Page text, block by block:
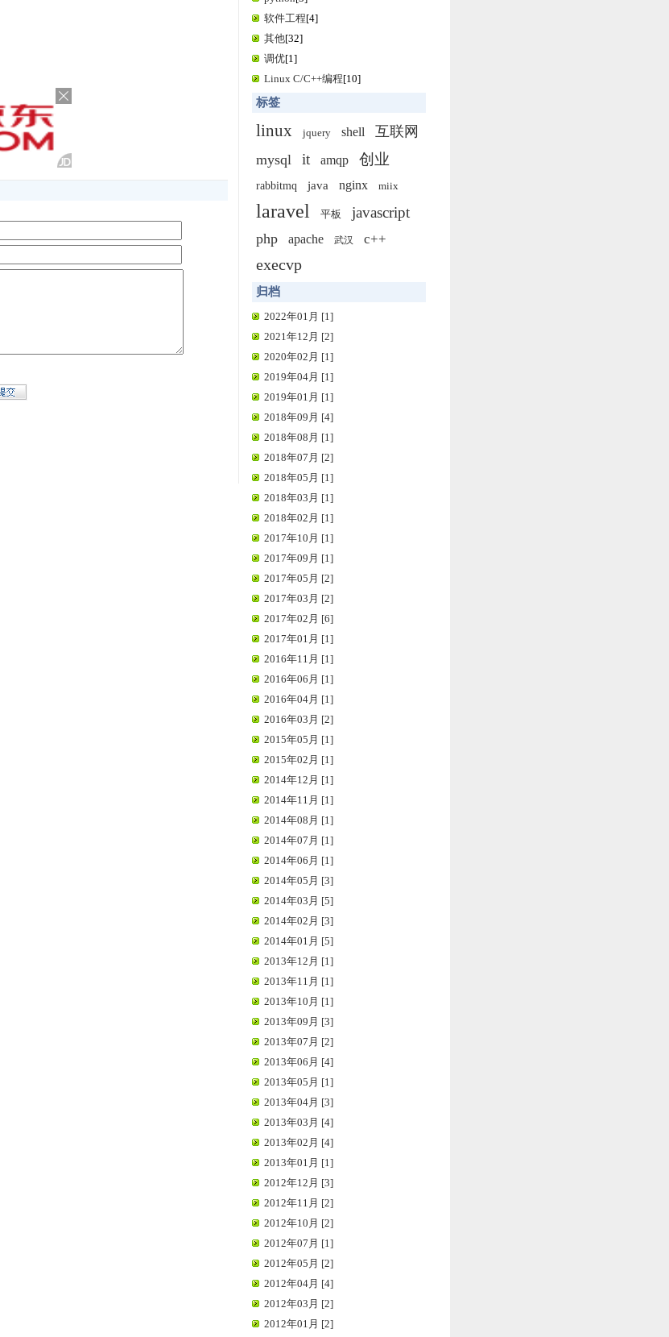
软件工程[4]
其他[32]
调优[1]
Linux C/C++编程[10]
标签
linux jquery shell
互联网
mysql
it amqp 创业
rabbitmq java nginx miix
laravel 平板 javascript
php apache 武汉 c++
execvp
归档
2022年01月 [1]
2021年12月 [2]
2020年02月 [1]
2019年04月 [1]
2019年01月 [1]
2018年09月 [4]
2018年08月 [1]
2018年07月 [2]
2018年05月 [1]
2018年03月 [1]
2018年02月 [1]
2017年10月 [1]
2017年09月 [1]
2017年05月 [2]
2017年03月 [2]
2017年02月 [6]
2017年01月 [1]
2016年11月 [1]
2016年06月 [1]
2016年04月 [1]
2016年03月 [2]
2015年05月 [1]
2015年02月 [1]
2014年12月 [1]
2014年11月 [1]
2014年08月 [1]
2014年07月 [1]
2014年06月 [1]
2014年05月 [3]
2014年03月 [5]
2014年02月 [3]
2014年01月 [5]
2013年12月 [1]
2013年11月 [1]
2013年10月 [1]
2013年09月 [3]
2013年07月 [2]
2013年06月 [4]
2013年05月 [1]
2013年04月 [3]
2013年03月 [4]
2013年02月 [4]
2013年01月 [1]
2012年12月 [3]
2012年11月 [2]
2012年10月 [2]
2012年07月 [1]
2012年05月 [2]
2012年04月 [4]
2012年03月 [2]
2012年01月 [2]